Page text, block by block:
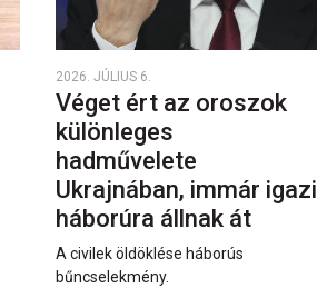
2026. JÚLIUS 6.
Véget ért az oroszok
különleges
hadművelete
Ukrajnában, immár igazi
háborúra állnak át
A civilek öldöklése háborús
bűncselekmény.